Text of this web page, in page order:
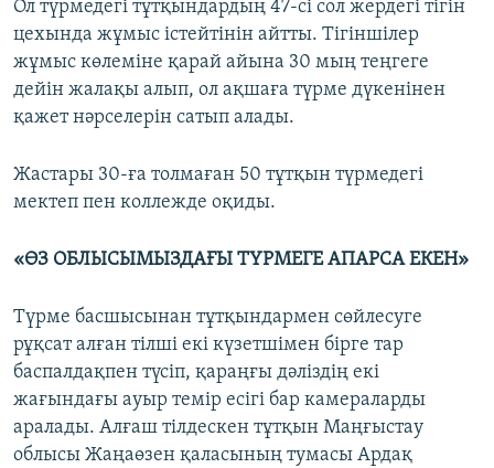
Ол түрмедегі тұтқындардың 47-сі сол жердегі тігін
цехында жұмыс істейтінін айтты. Тігіншілер
жұмыс көлеміне қарай айына 30 мың теңгеге
дейін жалақы алып, ол ақшаға түрме дүкенінен
қажет нәрселерін сатып алады.
Жастары 30-ға толмаған 50 тұтқын түрмедегі
мектеп пен коллежде оқиды.
«ӨЗ ОБЛЫСЫМЫЗДАҒЫ ТҮРМЕГЕ АПАРСА ЕКЕН»
Түрме басшысынан тұтқындармен сөйлесуге
рұқсат алған тілші екі күзетшімен бірге тар
баспалдақпен түсіп, қараңғы дәліздің екі
жағындағы ауыр темір есігі бар камераларды
аралады. Алғаш тілдескен тұтқын Маңғыстау
облысы Жаңаөзен қаласының тумасы Ардақ